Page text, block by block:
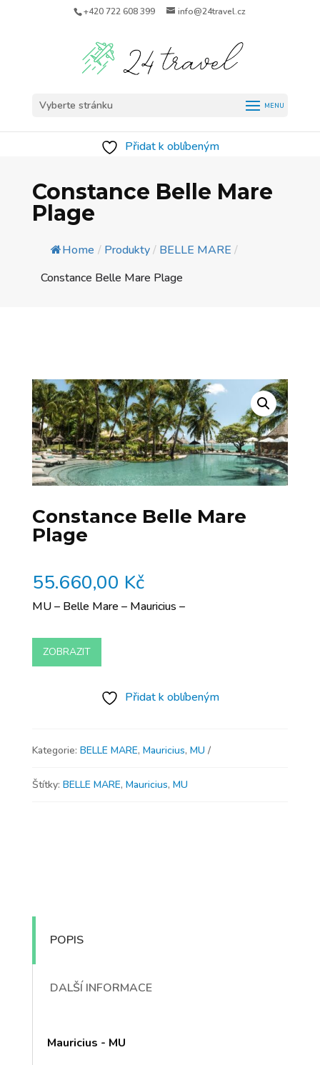
+420 722 608 399 info@24travel.cz
Vyberte stránku
Přidat k oblíbeným
Constance Belle Mare
Plage
Home / Produkty/ BELLE MARE /
Constance Belle Mare Plage
Constance Belle Mare
Plage
55.660,00 Kč
MU – Belle Mare – Mauricius –
ZOBRAZIT
Přidat k oblíbeným
Kategorie: BELLE MARE, Mauricius, MU
Štítky: BELLE MARE, Mauricius, MU
POPIS
DALŠÍ INFORMACE
Mauricius - MU